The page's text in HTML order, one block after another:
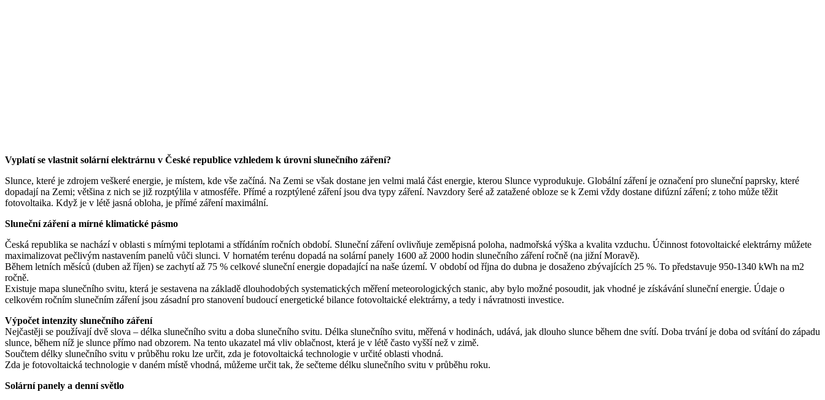
Vyplatí se vlastnit solární elektrárnu v České republice vzhledem k úrovni slunečního záření?
Slunce, které je zdrojem veškeré energie, je místem, kde vše začíná. Na Zemi se však dostane jen velmi malá část energie, kterou Slunce vyprodukuje. Globální záření je označení pro sluneční paprsky, které
dopadají na Zemi; většina z nich se již rozptýlila v atmosféře. Přímé a rozptýlené záření jsou dva typy záření. Navzdory šeré až zatažené obloze se k Zemi vždy dostane difúzní záření; z toho může těžit
fotovoltaika. Když je v létě jasná obloha, je přímé záření maximální.
Sluneční záření a mírné klimatické pásmo
Česká republika se nachází v oblasti s mírnými teplotami a střídáním ročních období. Sluneční záření ovlivňuje zeměpisná poloha, nadmořská výška a kvalita vzduchu. Účinnost fotovoltaické elektrárny můžete
maximalizovat pečlivým nastavením panelů vůči slunci. V hornatém terénu dopadá na solární panely 1600 až 2000 hodin slunečního záření ročně (na jižní Moravě).
Během letních měsíců (duben až říjen) se zachytí až 75 % celkové sluneční energie dopadající na naše území. V období od října do dubna je dosaženo zbývajících 25 %. To představuje 950-1340 kWh na m2
ročně.
Existuje mapa slunečního svitu, která je sestavena na základě dlouhodobých systematických měření meteorologických stanic, aby bylo možné posoudit, jak vhodné je získávání sluneční energie. Údaje o
celkovém ročním slunečním záření jsou zásadní pro stanovení budoucí energetické bilance fotovoltaické elektrárny, a tedy i návratnosti investice.
Výpočet intenzity slunečního záření
Nejčastěji se používají dvě slova – délka slunečního svitu a doba slunečního svitu. Délka slunečního svitu, měřená v hodinách, udává, jak dlouho slunce během dne svítí. Doba trvání je doba od svítání do západu
slunce, během níž je slunce přímo nad obzorem. Na tento ukazatel má vliv oblačnost, která je v létě často vyšší než v zimě.
Součtem délky slunečního svitu v průběhu roku lze určit, zda je fotovoltaická technologie v určité oblasti vhodná.
Zda je fotovoltaická technologie v daném místě vhodná, můžeme určit tak, že sečteme délku slunečního svitu v průběhu roku.
Solární panely a denní světlo